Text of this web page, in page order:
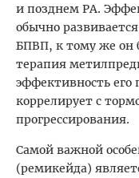
и позднем РА.
обычно
БПВП, к тому же он
терапия
эффективность его
коррелирует с
прогрессирования.
Самой важной
(ремикейда)